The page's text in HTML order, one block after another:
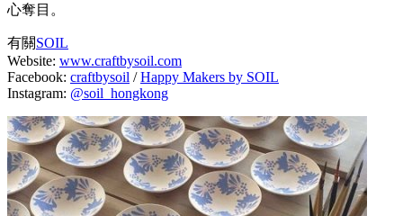
心奪目。
有關SOIL
Website: www.craftbysoil.com
Facebook: craftbysoil /Happy Makers by SOIL
Instagram: @soil_hongkong